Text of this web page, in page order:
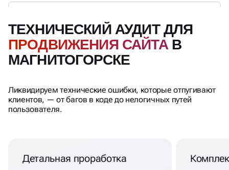
ТЕХНИЧЕСКИЙ АУДИТ ДЛЯ
ПРОДВИЖЕНИЯ САЙТА
Ликвидируем технические ошибки, которые отпугивают
клиентов, — от багов в коде до нелогичных путей